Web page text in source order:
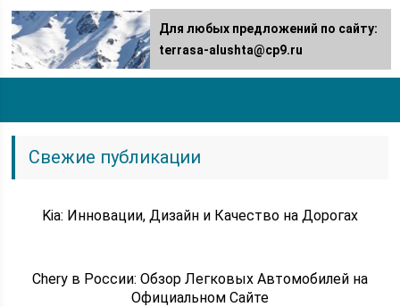
Свежие публикации
Kia: Инновации, Дизайн и Качество на Дорогах
Chery в России: Обзор Легковых Автомобилей на
Официальном Сайте
Для любых предложений по сайту:
terrasa-alushta@cp9.ru